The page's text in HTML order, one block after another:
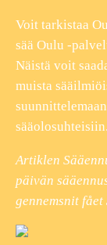
Voit tarkistaa
sää Oulu -
Näistä voit
muista
sääolosuhteisiin.
Artiklen
päivän
gennemsnit fået